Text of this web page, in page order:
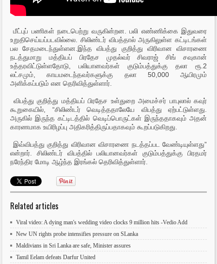
மீட்புப் பணிகள் நடைபெற்று வருகின்றன. பலி எண்ணிக்கை இதுவரை
உறுதிசெய்யப்படவில்லை. சிலிண்டர் விபத்தால் அருகிலுள்ள கட்டிடங்கள்
பல சேதமடைந்துள்ளன.இந்த விபத்து குறித்து விரிவான விசாரணை
நடத்துமாறு மத்தியப் பிரதேச முதல்வர் சிவராஜ் சிங் சவுகான்
உத்தரவிட்டுள்ளதோடு, பலியானவர்கள் குடும்பத்துக்கு தலா ரூ.2
லட்சமும், காயமடைந்தவர்களுக்கு தலா 50,000 ஆயிரமும்
அளிக்கப்படும் என தெரிவித்துள்ளார்.
விபத்து குறித்து மத்தியப் பிரதேச உள்துறை அமைச்சர் பாபுலால் கவுர்
கூறுகையில், “சிலிண்டர் வெடித்ததாலேயே விபத்து ஏற்பட்டுள்ளது.
அருகில் இருந்த கட்டிடத்தில் வெடிப்பொருட்கள் இருந்ததாகவும் அதன்
காரணமாக உயிரிழப்பு அதிகரித்திருப்பதாகவும் கூறப்படுகிறது.
இவ்விபத்து குறித்து விரிவான விசாரணை நடத்தப்பட வேண்டியுள்ளது”
என்றார். சிலிண்டர் விபத்தில் பலியானவர்கள் குடும்பத்துக்கு பிரதமர்
நரேந்திர மோடி ஆழ்ந்த இரங்கல் தெரிவித்துள்ளார்.
Related articles
Viral video: A dying man's wedding video clocks 9 million hits -Vedio Add
New UN rights probe intensifies pressure on SLanka
Maldivians in Sri Lanka are safe, Minister assures
Tamil Eelam defeats Darfur United